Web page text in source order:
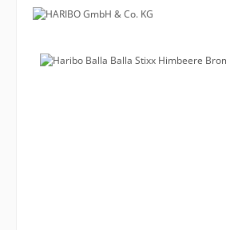
Bildergalerie überspringen